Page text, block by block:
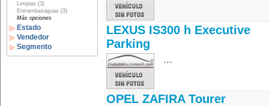
Limpias (3)
Entrambasaguas (3)
Más opciones
Estado
Vendedor
Segmento
LEXUS IS300 h Executive
Parking
...
OPEL ZAFIRA Tourer